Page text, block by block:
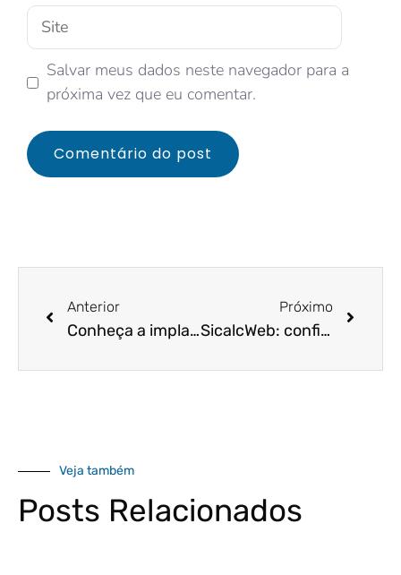
Salvar meus dados neste navegador para a
próxima vez que eu comentar.
Anterior
Conheça a implantação do eSocial Simplificado e garanta otimização dos seus processos!
Próximo
SicalcWeb: confira as funcionalidades da nova versão do sistema!
Veja também
Posts Relacionados